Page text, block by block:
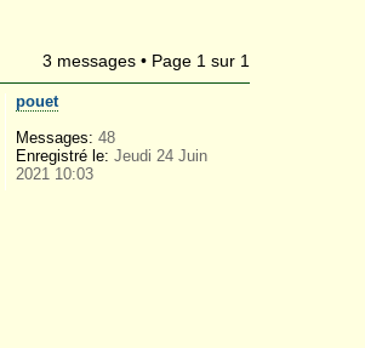
3 messages • Page 1 sur 1
pouet
Messages: 48
Enregistré le: Jeudi 24 Juin
2021 10:03